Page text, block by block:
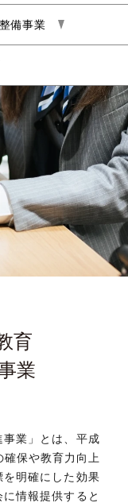
備事業
育
業
業」とは、 平成
保や教育力向上
を明確にした効果
情報提供すると